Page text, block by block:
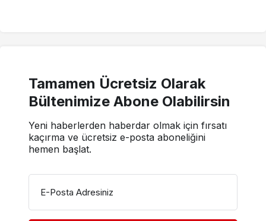
Tamamen Ücretsiz Olarak
Bültenimize Abone Olabilirsin
Yeni haberlerden haberdar olmak için fırsatı
kaçırma ve ücretsiz e-posta aboneliğini
hemen başlat.
E-Posta Adresiniz